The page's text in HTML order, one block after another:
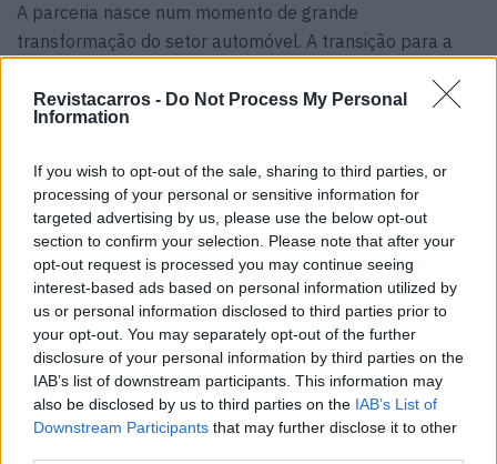
Revistacarros - Do Not Process My Personal
Information
If you wish to opt-out of the sale, sharing to third parties, or
processing of your personal or sensitive information for
targeted advertising by us, please use the below opt-out
section to confirm your selection. Please note that after your
opt-out request is processed you may continue seeing
interest-based ads based on personal information utilized by
us or personal information disclosed to third parties prior to
your opt-out. You may separately opt-out of the further
disclosure of your personal information by third parties on the
IAB’s list of downstream participants. This information may
also be disclosed by us to third parties on the IAB’s List of
Downstream Participants that may further disclose it to other
A parceria nasce num momento de grande
transformação do setor automóvel. A transição para a
da preferência pelo uso em detrimento da posse, torna o
Renting uma solução cada vez mais atrativa.